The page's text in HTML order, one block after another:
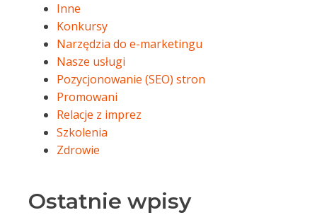
Inne
Konkursy
Narzędzia do e-marketingu
Nasze usługi
Pozycjonowanie (SEO) stron
Promowani
Relacje z imprez
Szkolenia
Zdrowie
Ostatnie wpisy